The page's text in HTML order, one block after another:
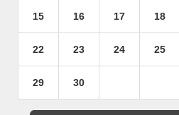
15 16 17 18
22 23 24 25
29 30